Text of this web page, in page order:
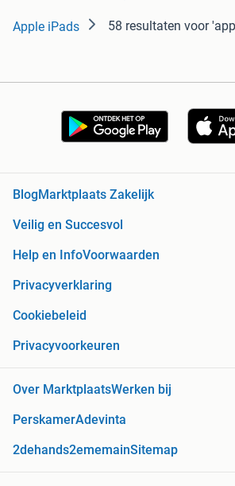
Apple iPads 58 resultaten voor
BlogMarktplaats Zakelijk
Veilig en Succesvol
Help en InfoVoorwaarden
Privacyverklaring
Cookiebeleid
Privacyvoorkeuren
Over MarktplaatsWerken bij
PerskamerAdevinta
2dehands2ememainSitemap